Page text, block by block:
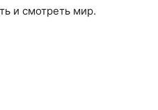
и смотреть мир.